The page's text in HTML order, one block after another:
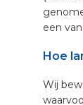
een
Hoe
Wij